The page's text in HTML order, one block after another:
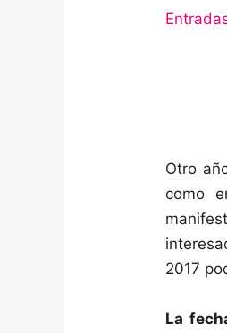
Otro
como
2017
La